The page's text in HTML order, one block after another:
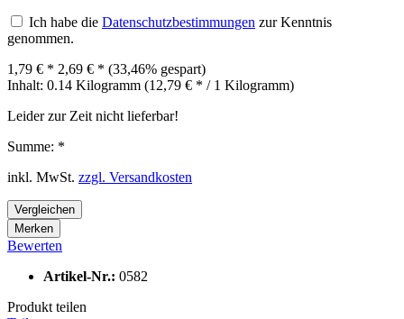
Ich habe die Datenschutzbestimmungen zur Kenntnis
genommen.
1,79 € * 2,69 € * (33,46% gespart)
Inhalt: 0.14 Kilogramm (12,79 € * / 1 Kilogramm)
Leider zur Zeit nicht lieferbar!
Summe: *
inkl. MwSt. zzgl. Versandkosten
Vergleichen
Merken
Bewerten
Artikel-Nr.: 0582
Produkt teilen